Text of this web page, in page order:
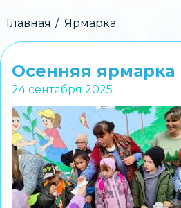
Строка
навигации
Главная Ярмарка
Осенняя ярмарка
24 сентября 2025